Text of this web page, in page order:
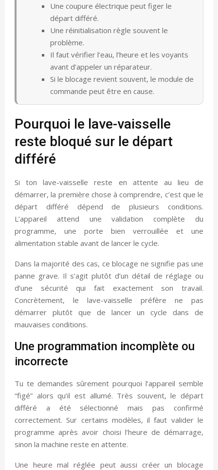
Une coupure électrique peut figer le
départ différé.
Une réinitialisation règle souvent le
problème.
Il faut vérifier l’eau, l’heure et les voyants
avant d’appeler un réparateur.
Si le blocage revient souvent, le module de
commande peut être en cause.
Pourquoi le lave-vaisselle
reste bloqué sur le départ
différé
Si ton lave-vaisselle reste en attente au lieu de
démarrer, la première chose à comprendre, c’est que le
départ différé dépend de plusieurs conditions.
L’appareil attend une validation complète du
programme, une porte bien verrouillée et une
alimentation stable avant de lancer le cycle.
Dans la majorité des cas, ce blocage ne signifie pas une
panne grave. Il s’agit plutôt d’un détail de réglage ou
d’une sécurité qui fait exactement son travail.
Concrètement, le lave-vaisselle préfère ne pas
démarrer plutôt que de lancer un cycle dans de
mauvaises conditions.
Une programmation incomplète ou
incorrecte
Tu te demandes sûrement pourquoi l’appareil semble
“figé” alors qu’il est allumé. Très souvent, le départ
différé a été sélectionné mais pas confirmé
correctement. Sur certains modèles, il faut valider le
programme après avoir choisi l’heure de démarrage,
sinon la machine reste en attente.
Une heure mal réglée peut aussi créer un blocage